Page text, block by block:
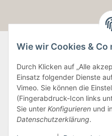
Wie wir Cookies & Co
Durch Klicken auf „Alle
Einsatz folgender Dienste
Vimeo. Sie können die
(Fingerabdruck-Icon links
Sie unter Konfigurieren und
Datenschutzerklärung.
Informationen
Gesetzliche Informationen